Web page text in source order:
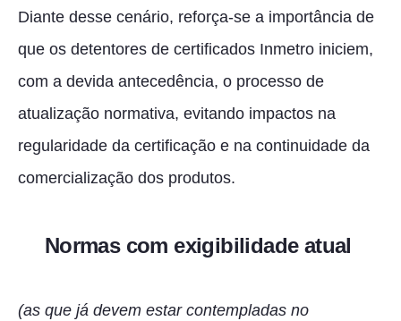
Diante desse cenário, reforça-se a importância de
que os detentores de certificados Inmetro iniciem,
com a devida antecedência, o processo de
atualização normativa, evitando impactos na
regularidade da certificação e na continuidade da
comercialização dos produtos.
Normas com exigibilidade atual
(as que já devem estar contempladas no